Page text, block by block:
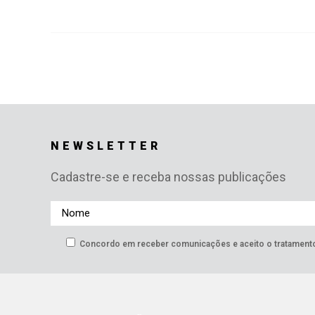
NEWSLETTER
Cadastre-se e receba nossas publicações
Concordo em receber comunicações e aceito o